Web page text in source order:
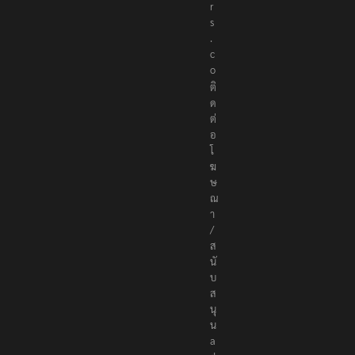
t
e
r
s
.
c
o
ติ
ด
ต่
อ
โ
ฆ
ษ
ณ
า
/
ส
นั
บ
ส
นุ